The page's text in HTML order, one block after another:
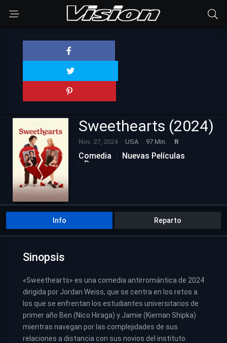
Sweethearts (2024)
Nov. 27, 2024 USA 97 Min. R
Comedia
Nuevas Películas
Romance
Info Reparto
Sinopsis
«Sweethearts» es una comedia antirromántica de 2024
dirigida por Jordan Weiss, que se centra en los retos a
los que se enfrentan los estudiantes universitarios de
primer año Ben (Nico Hiraga) y Jamie (Kiernan Shipka)
mientras navegan por las complejidades de sus
relaciones a distancia con sus novios del instituto.